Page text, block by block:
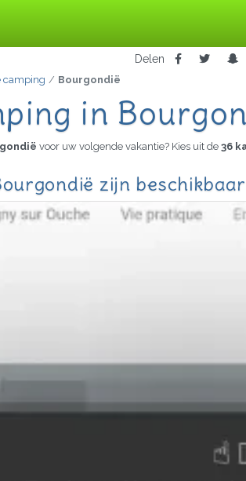
Delen
camping Bourgondië
in
voor uw volgende vakantie? Kies uit de 36
zijn beschikbaar